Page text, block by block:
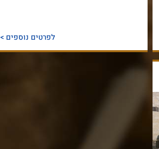
לפרטים נוספים >